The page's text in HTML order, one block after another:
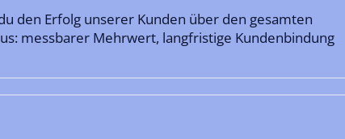
den Erfolg unserer Kunden über den gesamten
messbarer Mehrwert, langfristige Kundenbindung